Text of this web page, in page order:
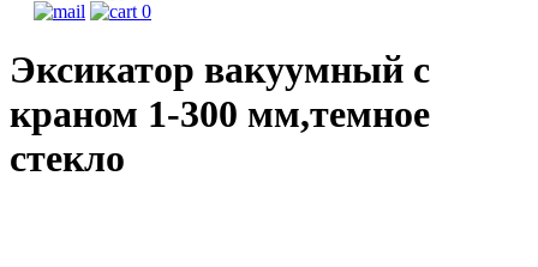
0
Эксикатор вакуумный с
краном 1-300 мм,темное
стекло